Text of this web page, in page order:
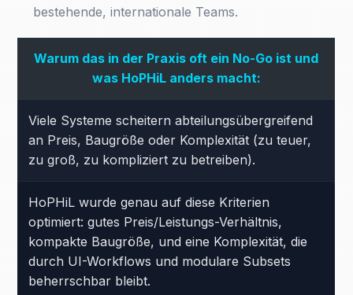
bestehende, internationale Teams.
Warum das in der Praxis oft ein No-Go ist und
was HoPHiL anders macht:
Viele Systeme scheitern abteilungsübergreifend
an Preis, Baugröße oder Komplexität (zu teuer,
zu groß, zu kompliziert zu betreiben).
HoPHiL wurde genau auf diese Kriterien
optimiert: gutes Preis/Leistungs-Verhältnis,
kompakte Baugröße, und eine Komplexität, die
durch UI-Workflows und modulare Subsets
beherrschbar bleibt.